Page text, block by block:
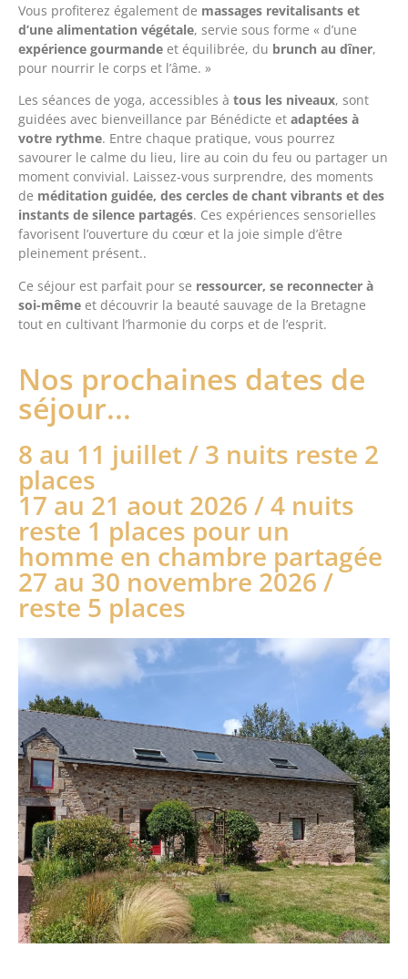
Vous profiterez également de massages revitalisants et
d’une alimentation végétale, servie sous forme « d’une
expérience gourmande et équilibrée, du brunch au dîner,
pour nourrir le corps et l’âme. »
Les séances de yoga, accessibles à tous les niveaux, sont
guidées avec bienveillance par Bénédicte et adaptées à
votre rythme. Entre chaque pratique, vous pourrez
savourer le calme du lieu, lire au coin du feu ou partager un
moment convivial. Laissez-vous surprendre, des moments
de méditation guidée, des cercles de chant vibrants et des
instants de silence partagés. Ces expériences sensorielles
favorisent l’ouverture du cœur et la joie simple d’être
pleinement présent..
Ce séjour est parfait pour se ressourcer, se reconnecter à
soi-même et découvrir la beauté sauvage de la Bretagne
tout en cultivant l’harmonie du corps et de l’esprit.
Nos prochaines dates de
séjour...
8 au 11 juillet / 3 nuits reste 2
places
17 au 21 aout 2026 / 4 nuits
reste 1 places pour un
homme en chambre partagée
27 au 30 novembre 2026 /
reste 5 places